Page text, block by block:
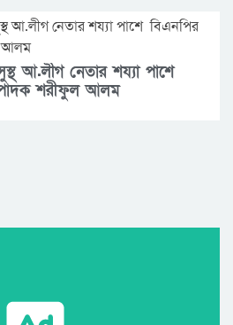
আ.লীগ নেতার শয্যা পাশে
শরীফুল আলম